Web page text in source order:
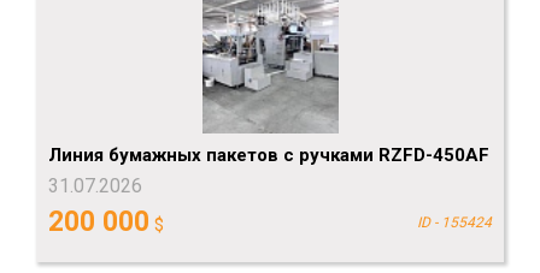
Линия бумажных пакетов с ручками RZFD-450AF
31.07.2026
200 000 $ ID - 155424